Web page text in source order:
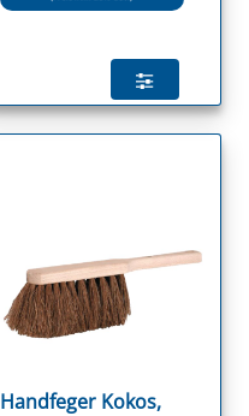
Handfeger Kokos,